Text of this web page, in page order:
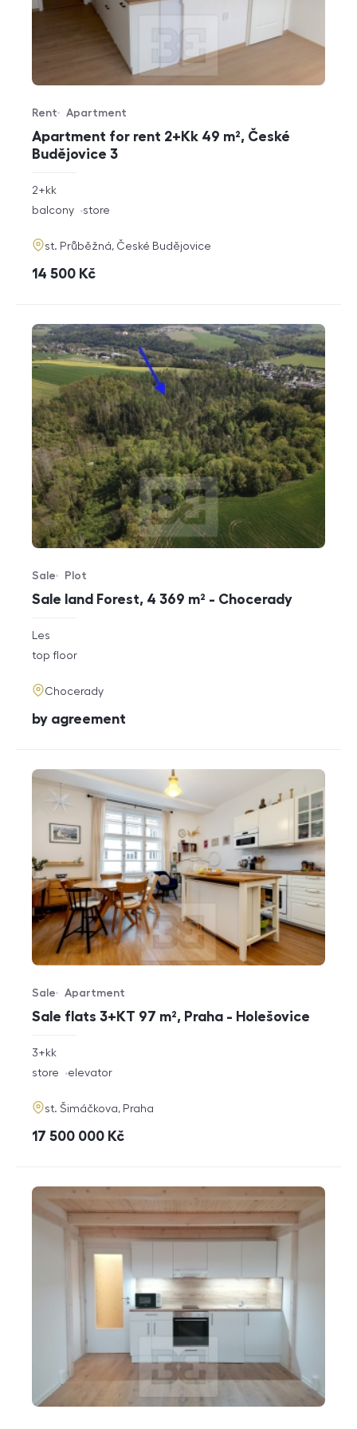
Apartment for rent 2+Kk 49 m², České
Budějovice 3
Offer type
Rent
Property type
Apartment
rozměry
2+kk
funkce
balcony store
adresa
st. Průběžná, České Budějovice
cena
14 500 Kč
Sale land Forest, 4 369 m² - Chocerady
Offer type
Sale
Property type
Plot
rozměry
Les
funkce
top floor
adresa
Chocerady
cena
by agreement
Sale flats 3+KT 97 m², Praha - Holešovice
Offer type
Sale
Property type
Apartment
rozměry
disposition
3+kk
funkce
store elevator
adresa
st. Šimáčkova, Praha
cena
17 500 000 Kč